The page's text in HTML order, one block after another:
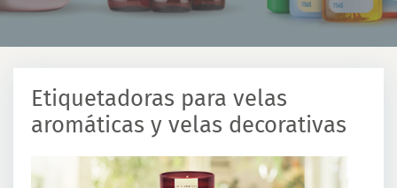
Etiquetadoras para velas
aromáticas y velas decorativas